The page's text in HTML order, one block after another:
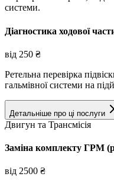
системи.
Діагностика ходової
від 250 ₴
Ретельна перевірка
гальмівної системи на
Детальніше про ці послуги
Двигун та Трансмісія
Заміна комплекту ГРМ
від 2500 ₴